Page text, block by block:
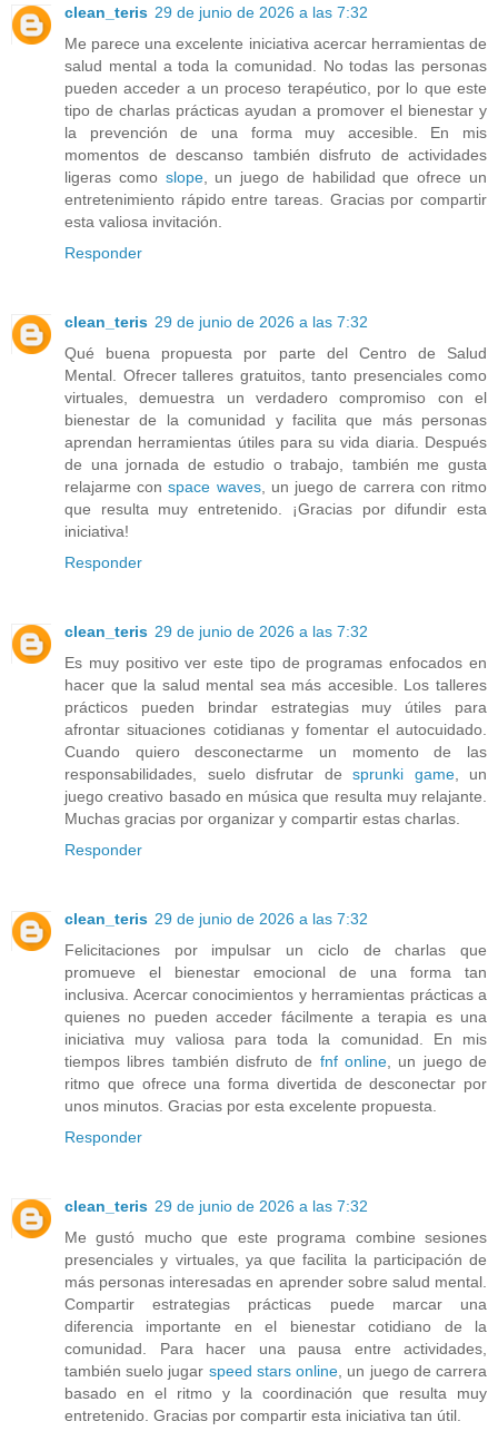
clean_teris 29 de junio de 2026 a las 7:32
Me parece una excelente iniciativa acercar herramientas de
salud mental a toda la comunidad. No todas las personas
pueden acceder a un proceso terapéutico, por lo que este
tipo de charlas prácticas ayudan a promover el bienestar y
la prevención de una forma muy accesible. En mis
momentos de descanso también disfruto de actividades
ligeras como slope, un juego de habilidad que ofrece un
entretenimiento rápido entre tareas. Gracias por compartir
esta valiosa invitación.
Responder
clean_teris 29 de junio de 2026 a las 7:32
Qué buena propuesta por parte del Centro de Salud
Mental. Ofrecer talleres gratuitos, tanto presenciales como
virtuales, demuestra un verdadero compromiso con el
bienestar de la comunidad y facilita que más personas
aprendan herramientas útiles para su vida diaria. Después
de una jornada de estudio o trabajo, también me gusta
relajarme conspace waves, un juego de carrera con ritmo
que resulta muy entretenido. ¡Gracias por difundir esta
iniciativa!
Responder
clean_teris 29 de junio de 2026 a las 7:32
Es muy positivo ver este tipo de programas enfocados en
hacer que la salud mental sea más accesible. Los talleres
prácticos pueden brindar estrategias muy útiles para
afrontar situaciones cotidianas y fomentar el autocuidado.
Cuando quiero desconectarme un momento de las
responsabilidades, suelo disfrutar de sprunki game, un
juego creativo basado en música que resulta muy relajante.
Muchas gracias por organizar y compartir estas charlas.
Responder
clean_teris 29 de junio de 2026 a las 7:32
Felicitaciones por impulsar un ciclo de charlas que
promueve el bienestar emocional de una forma tan
inclusiva. Acercar conocimientos y herramientas prácticas a
quienes no pueden acceder fácilmente a terapia es una
iniciativa muy valiosa para toda la comunidad. En mis
tiempos libres también disfruto de fnf online , un juego de
ritmo que ofrece una forma divertida de desconectar por
unos minutos. Gracias por esta excelente propuesta.
Responder
clean_teris 29 de junio de 2026 a las 7:32
Me gustó mucho que este programa combine sesiones
presenciales y virtuales, ya que facilita la participación de
más personas interesadas en aprender sobre salud mental.
Compartir estrategias prácticas puede marcar una
diferencia importante en el bienestar cotidiano de la
comunidad. Para hacer una pausa entre actividades,
también suelo jugar speed stars online , un juego de carrera
basado en el ritmo y la coordinación que resulta muy
entretenido. Gracias por compartir esta iniciativa tan útil.